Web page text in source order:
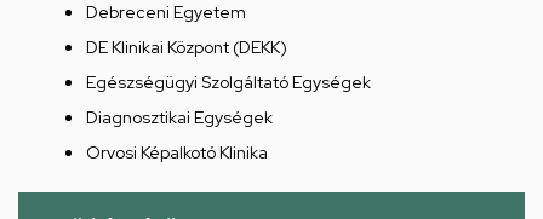
Debreceni Egyetem
DE Klinikai Központ (DEKK)
Egészségügyi Szolgáltató Egységek
Diagnosztikai Egységek
Orvosi Képalkotó Klinika